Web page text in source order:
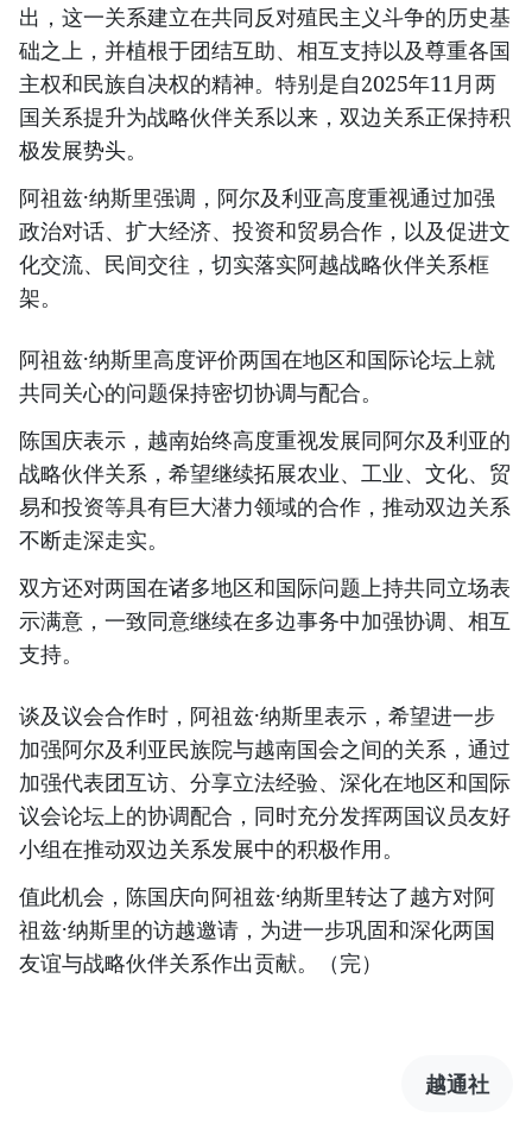
出，这一关系建立在共同反对殖民主义斗争的历史基
础之上，并植根于团结互助、相互支持以及尊重各国
主权和民族自决权的精神。特别是自2025年11月两
国关系提升为战略伙伴关系以来，双边关系正保持积
极发展势头。
阿祖兹·纳斯里强调，阿尔及利亚高度重视通过加强
政治对话、扩大经济、投资和贸易合作，以及促进文
化交流、民间交往，切实落实阿越战略伙伴关系框
架。
阿祖兹·纳斯里高度评价两国在地区和国际论坛上就
共同关心的问题保持密切协调与配合。
陈国庆表示，越南始终高度重视发展同阿尔及利亚的
战略伙伴关系，希望继续拓展农业、工业、文化、贸
易和投资等具有巨大潜力领域的合作，推动双边关系
不断走深走实。
双方还对两国在诸多地区和国际问题上持共同立场表
示满意，一致同意继续在多边事务中加强协调、相互
支持。
谈及议会合作时，阿祖兹·纳斯里表示，希望进一步
加强阿尔及利亚民族院与越南国会之间的关系，通过
加强代表团互访、分享立法经验、深化在地区和国际
议会论坛上的协调配合，同时充分发挥两国议员友好
小组在推动双边关系发展中的积极作用。
值此机会，陈国庆向阿祖兹·纳斯里转达了越方对阿
祖兹·纳斯里的访越邀请，为进一步巩固和深化两国
友谊与战略伙伴关系作出贡献。（完）
越通社